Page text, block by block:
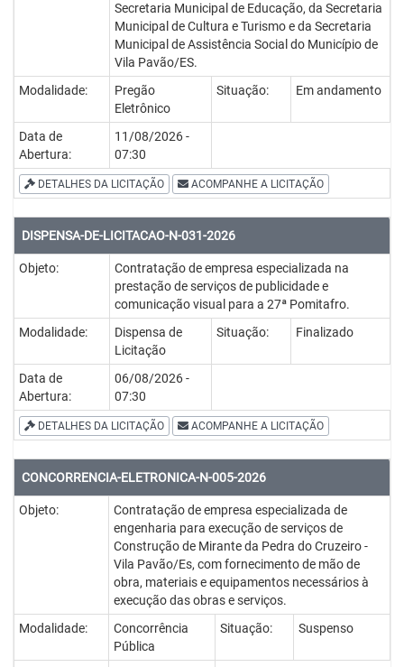
Secretaria Municipal de Educação, da Secretaria
Municipal de Cultura e Turismo e da Secretaria
Municipal de Assistência Social do Município de
Vila Pavão/ES.
Modalidade:
Pregão
Eletrônico
Situação: Em andamento
Data de
Abertura:
11/08/2026 -
07:30
DETALHES DA LICITAÇÃO ACOMPANHE A LICITAÇÃO
DISPENSA-DE-LICITACAO-N-031-2026
Objeto:
Contratação de empresa especializada na
prestação de serviços de publicidade e
comunicação visual para a 27ª Pomitafro.
Modalidade:
Dispensa de
Licitação
Situação: Finalizado
Data de
Abertura:
06/08/2026 -
07:30
DETALHES DA LICITAÇÃO ACOMPANHE A LICITAÇÃO
CONCORRENCIA-ELETRONICA-N-005-2026
Objeto:
Contratação de empresa especializada de
engenharia para execução de serviços de
Construção de Mirante da Pedra do Cruzeiro -
Vila Pavão/Es, com fornecimento de mão de
obra, materiais e equipamentos necessários à
execução das obras e serviços.
Modalidade:
Concorrência
Pública
Situação: Suspenso